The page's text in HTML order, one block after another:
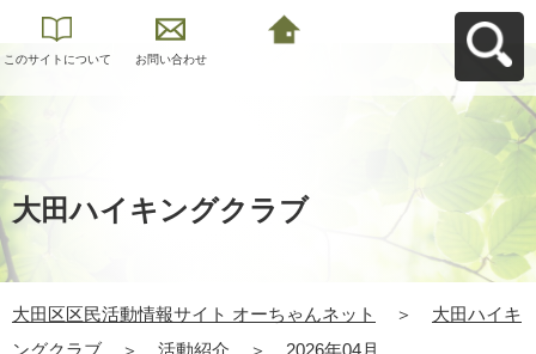
このサイトについて お問い合わせ
大田ハイキングクラブ
大田区区民活動情報サイト オーちゃんネット ＞
大田ハイキ
ングクラブ
＞ 活動紹介 ＞ 2026年04月